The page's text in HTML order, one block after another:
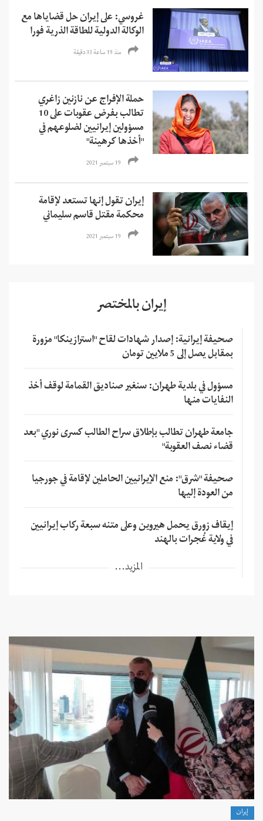
غروسي: على إيران حل قضاياها مع
الوكالة الدولية للطاقة الذرية فورا
منذ 19 ساعة 33 دقیقة
حملة الإفراج عن نازنين زاغري
تطالب بفرض عقوبات على 10
مسؤولين إيرانيين لضلوعهم في
"أخذها كرهينة"
19 سبتمبر 2021
إيران تقول إنها تستعد لإقامة
محكمة مقتل قاسم سليماني
19 سبتمبر 2021
إيران بالمختصر
صحيفة إيرانية: إصدار شهادات لقاح "استرازينكا" مزورة
بمقابل يصل إلى 5 ملايين تومان
مسؤول في بلدية طهران: سنغير صناديق القمامة لوقف أخذ
النفايات منها
جامعة طهران تطالب بإطلاق سراح الطالب كسرى نوري "بعد
قضاء نصف العقوبة"
صحيفة "شرق": منع الإيرانيين الحاملين لإقامة في جورجيا
من العودة إليها
إيقاف زورق يحمل هيروين وعلى متنه سبعة ركاب إيرانيين
في ولاية غُجرات بالهند
المزيد...
إيران